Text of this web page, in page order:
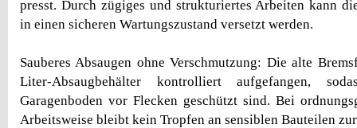
presst. Durch zügiges und strukturiertes Arbeiten kann
in einen sicheren Wartungszustand versetzt werden.
Sauberes Absaugen ohne Verschmutzung: Die alte
Liter-Absaugbehälter kontrolliert aufgefangen,
Garagenboden vor Flecken geschützt sind. Bei
Arbeitsweise bleibt kein Tropfen an sensiblen Bauteilen